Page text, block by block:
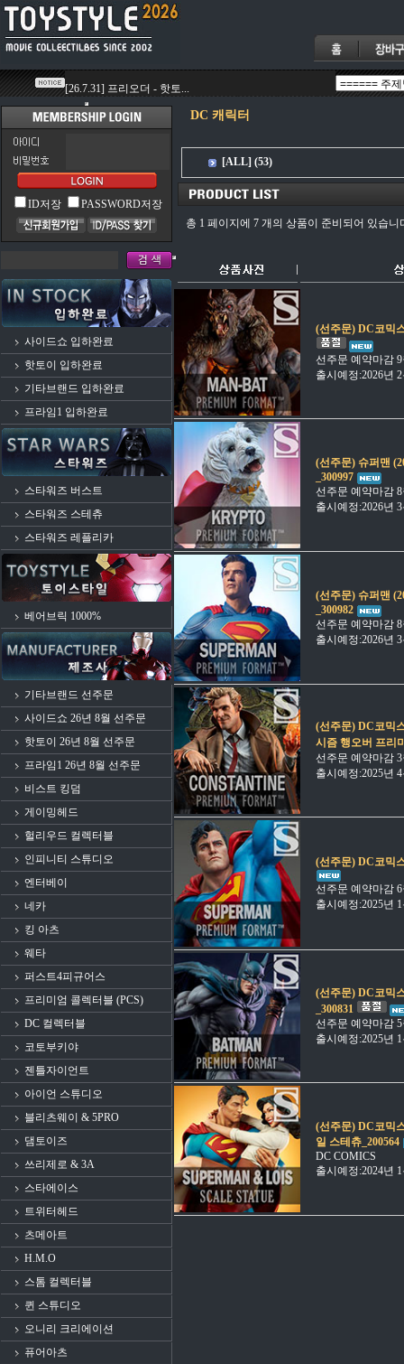
ID저장 PASSWORD저장
사이드쇼 입하완료
핫토이 입하완료
기타브랜드 입하완료
프라임1 입하완료
스타워즈 버스트
스타워즈 스테츄
스타워즈 레플리카
베어브릭 1000%
기타브랜드 선주문
사이드쇼 26년 8월 선주문
핫토이 26년 8월 선주문
프라임1 26년 8월 선주문
비스트 킹덤
게이밍헤드
헐리우드 컬렉터블
인피니티 스튜디오
엔터베이
네카
킹 아츠
웨타
퍼스트4피규어스
프리미엄 콜렉터블 (PCS)
DC 컬렉터블
코토부키야
젠틀자이언트
아이언 스튜디오
블리츠웨이 & 5PRO
댐토이즈
쓰리제로 & 3A
스타에이스
트위터헤드
츠메아트
H.M.O
스톰 컬렉터블
퀸 스튜디오
오니리 크리에이션
퓨어아츠
DC 캐릭터
[ALL] (53)
총 1 페이지에 7 개의 상품이 준비되어 있습니
(선주문) DC코믹
선주문 예약마감
출시예정:2026년
(선주문) 슈퍼맨
_300997
선주문 예약마감
출시예정:2026년
(선주문) 슈퍼맨
_300982
선주문 예약마감
출시예정:2026년
(선주문) DC코믹
시즘 행오버 프리
선주문 예약마감
출시예정:2025년
(선주문) DC코믹
선주문 예약마감
출시예정:2025년
(선주문) DC코믹
_300831
선주문 예약마감
출시예정:2025년
(선주문) DC코믹
일 스테츄_200564
DC COMICS
출시예정:2024년